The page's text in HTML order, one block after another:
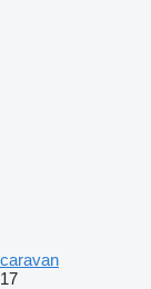
caravan
17